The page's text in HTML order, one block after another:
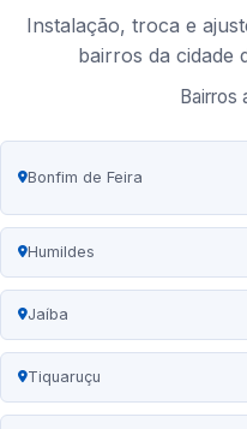
Instalação, troca e
bairros da cidade
Bairros
Bonfim de Feira
Humildes
Jaíba
Tiquaruçu